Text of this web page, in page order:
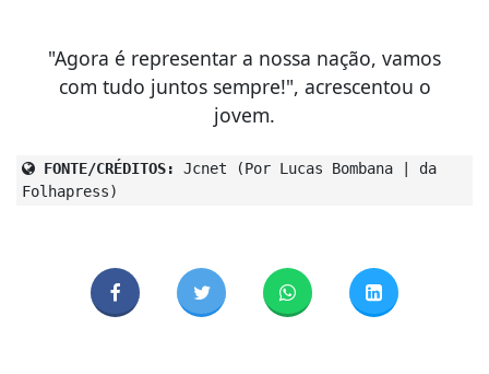
"Agora é representar a nossa nação, vamos
com tudo juntos sempre!", acrescentou o
jovem.
FONTE/CRÉDITOS:
Jcnet (Por Lucas Bombana | da
Folhapress)